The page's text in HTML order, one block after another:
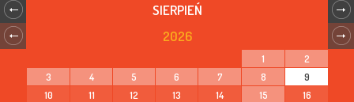
SIERPIEŃ
2026
1
2
3
4 5 6 7 8
9
10
11 12 13 14 15
16